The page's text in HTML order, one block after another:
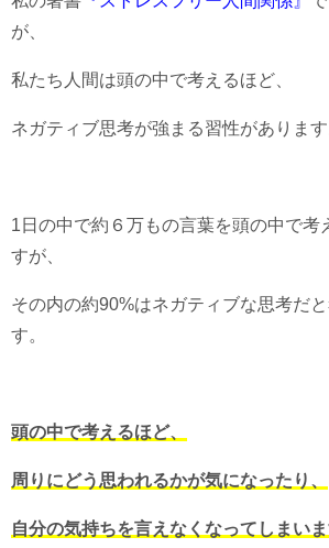
が、
私たち人間は頭の中で考えるほど、
ネガティブ思考が強まる習性があります
1日の中で約６万もの言葉を頭の中で考
すが、
その内の約90%はネガティブな思考だ
す。
頭の中で考えるほど、
周りにどう思われるかが気になったり、
自分の気持ちを言えなくなってしまいま